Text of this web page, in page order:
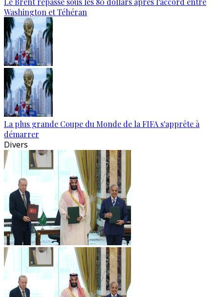
Washington et Téhéran
La plus grande Coupe du Monde de la FIFA s'apprête à
démarrer
Divers